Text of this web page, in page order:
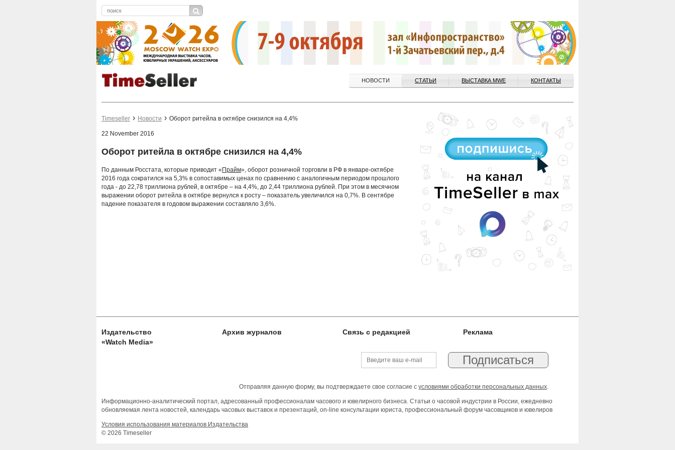
НОВОСТИ СТАТЬИ ВЫСТАВКА MWE КОНТАКТЫ
Timeseller Новости Оборот ритейла в октябре снизился на 4,4%
22 November 2016
Оборот ритейла в октябре снизился на 4,4%
По данным Росстата, которые приводит « Прайм», оборот розничной торговли в РФ в январе-октябре
2016 года сократился на 5,3% в сопоставимых ценах по сравнению с аналогичным периодом прошлого
года - до 22,78 триллиона рублей, в октябре – на 4,4%, до 2,44 триллиона рублей. При этом в месячном
выражении оборот ритейла в октябре вернулся к росту – показатель увеличился на 0,7%. В сентябре
падение показателя в годовом выражении составляло 3,6%.
Издательство
«Watch Media»
Архив журналов Связь с редакцией Реклама
Отправляя данную форму, вы подтверждаете свое согласие с условиями обработки персональных данных.
Информационно-аналитический портал, адресованный профессионалам часового и ювелирного бизнеса. Статьи о часовой индустрии в России, ежедневно
обновляемая лента новостей, календарь часовых выставок и презентаций, on-line консультации юриста, профессиональный форум часовщиков и ювелиров
Условия использования материалов Издательства
© 2026 Timeseller